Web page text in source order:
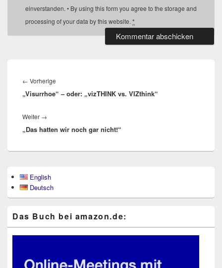
einverstanden. • By using this form you agree to the storage and
processing of your data by this website. *
← Vorherige
Beitrag:
„Visurrhoe“ – oder: „vizTHINK vs. VIZthink“
Weiter →
Beitrag:
„Das hatten wir noch gar nicht!“
Seitenleisten-
Widgetbereich
English
Deutsch
Das Buch bei ama​zon​.de: